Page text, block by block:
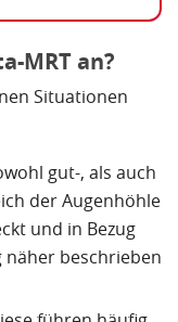
MRT an?
Situationen
gut-, als auch
der Augenhöhle
und in Bezug
näher beschrieben